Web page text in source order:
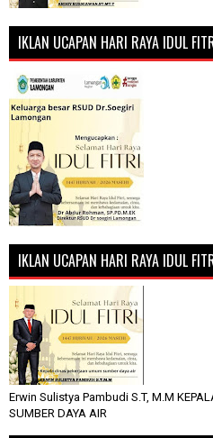
IKLAN UCAPAN HARI RAYA IDUL
IKLAN UCAPAN HARI RAYA IDUL
Erwin Sulistya Pambudi S.T, M.M
SUMBER DAYA AIR